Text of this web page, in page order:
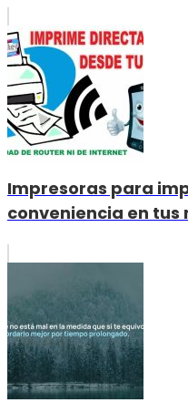
Impresoras para
conveniencia en tus